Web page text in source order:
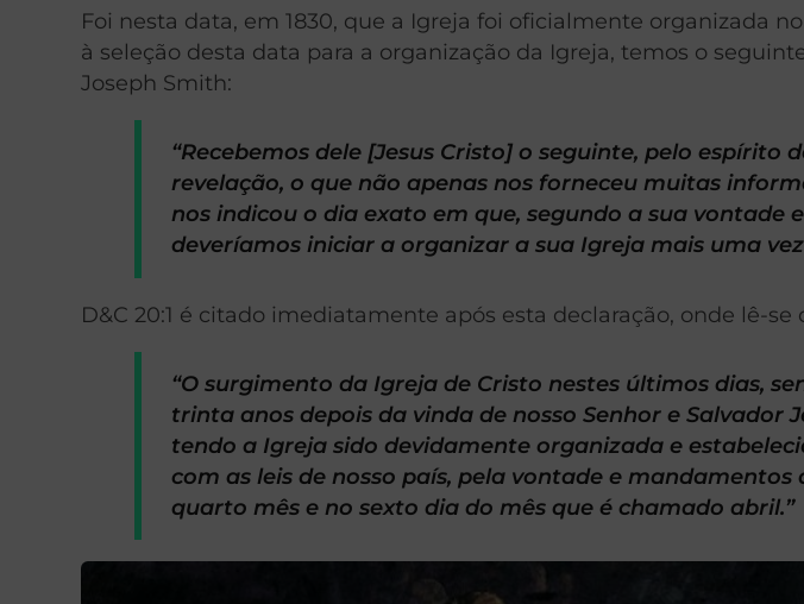
Foi nesta data, em 1830, que a Igreja foi oficialmente organizada
à seleção desta data para a organização da Igreja, temos o
Joseph Smith:
“Recebemos dele [Jesus Cristo] o seguinte, pelo espírito
revelação, o que não apenas nos forneceu muitas
nos indicou o dia exato em que, segundo a sua vontade
deveríamos iniciar a organizar a sua Igreja mais uma
D&C 20:1 é citado imediatamente após esta declaração, onde lê-se
“O surgimento da Igreja de Cristo nestes últimos dias,
trinta anos depois da vinda de nosso Senhor e Salvador
tendo a Igreja sido devidamente organizada e
com as leis de nosso país, pela vontade e mandamentos
quarto mês e no sexto dia do mês que é chamado abril.”